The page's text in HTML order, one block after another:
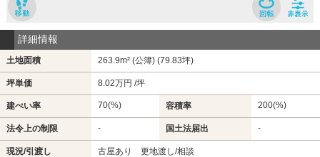
詳細情報
土地面積 263.9m² (公簿) (79.83坪)
坪単価 8.02万円 /坪
建ぺい率 70(%) 容積率 200(%)
法令上の制限 - 国土法届出 -
現況/引渡し 古屋あり 更地渡し/相談